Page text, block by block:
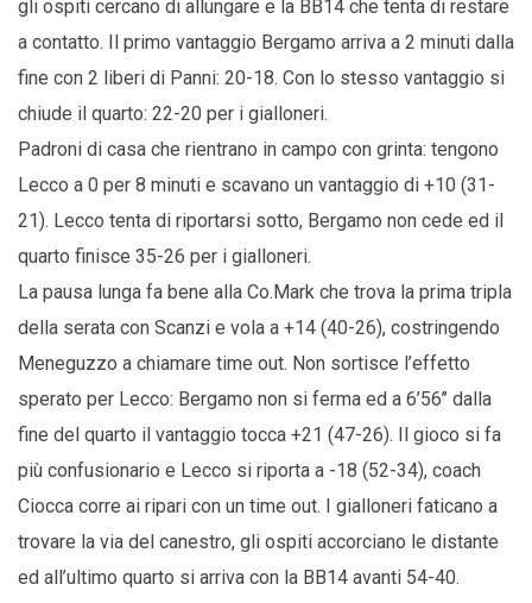
gli ospiti cercano di allungare e la BB14 che tenta di restare
a contatto. Il primo vantaggio Bergamo arriva a 2 minuti dalla
fine con 2 liberi di Panni: 20-18. Con lo stesso vantaggio si
chiude il quarto: 22-20 per i gialloneri.
Padroni di casa che rientrano in campo con grinta: tengono
Lecco a 0 per 8 minuti e scavano un vantaggio di +10 (31-
21). Lecco tenta di riportarsi sotto, Bergamo non cede ed il
quarto finisce 35-26 per i gialloneri.
La pausa lunga fa bene alla Co.Mark che trova la prima tripla
della serata con Scanzi e vola a +14 (40-26), costringendo
Meneguzzo a chiamare time out. Non sortisce l’effetto
sperato per Lecco: Bergamo non si ferma ed a 6’56’’ dalla
fine del quarto il vantaggio tocca +21 (47-26). Il gioco si fa
più confusionario e Lecco si riporta a -18 (52-34), coach
Ciocca corre ai ripari con un time out. I gialloneri faticano a
trovare la via del canestro, gli ospiti accorciano le distante
ed all’ultimo quarto si arriva con la BB14 avanti 54-40.